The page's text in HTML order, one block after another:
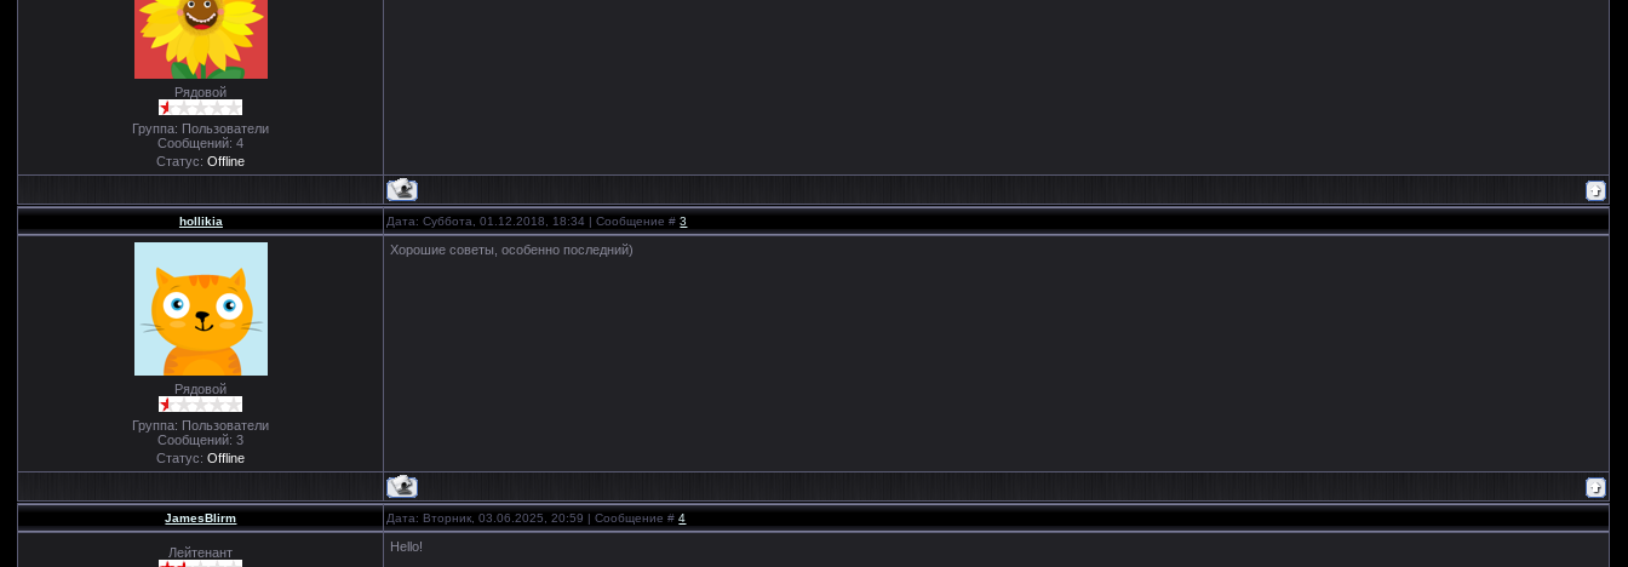
Рядовой
Группа: Пользователи
Сообщений:4
Статус:Offline
hollikia Дата: Суббота, 01.12.2018, 18:34 | Сообщение #3
Рядовой
Группа: Пользователи
Сообщений:3
Статус:Offline
Хорошие советы, особенно последний)
JamesBlirm Дата: Вторник, 03.06.2025, 20:59 | Сообщение #4
Лейтенант
Hello!